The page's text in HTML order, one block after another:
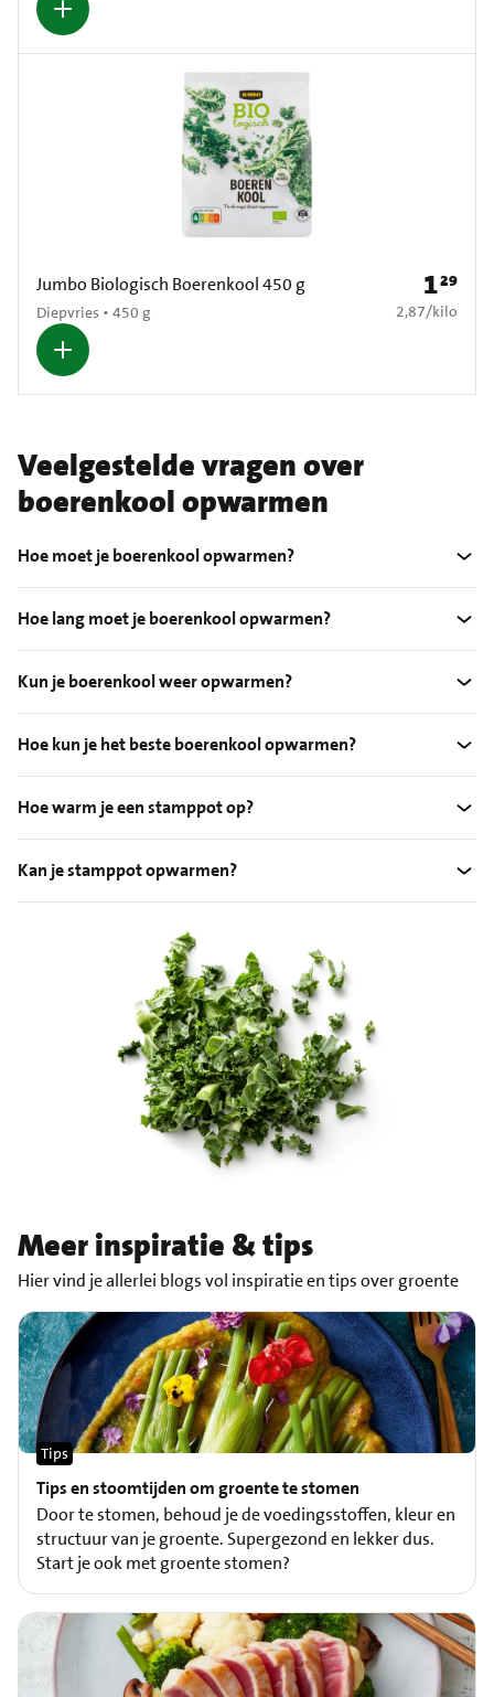
Jumbo Biologisch Boerenkool 450 g
Diepvries • 450 g
Prijs: €
129
€ 2,87 per kilo
2,87/kilo
Veelgestelde vragen over
boerenkool opwarmen
Hoe moet je boerenkool opwarmen?
Hoe lang moet je boerenkool opwarmen?
Kun je boerenkool weer opwarmen?
Hoe kun je het beste boerenkool opwarmen?
Hoe warm je een stamppot op?
Kan je stamppot opwarmen?
Meer inspiratie & tips
Hier vind je allerlei blogs vol inspiratie en tips over groente
Tips en stoomtijden om groente te stomen
Tips
Door te stomen, behoud je de voedingsstoffen, kleur en
structuur van je groente. Supergezond en lekker dus.
Start je ook met groente stomen?